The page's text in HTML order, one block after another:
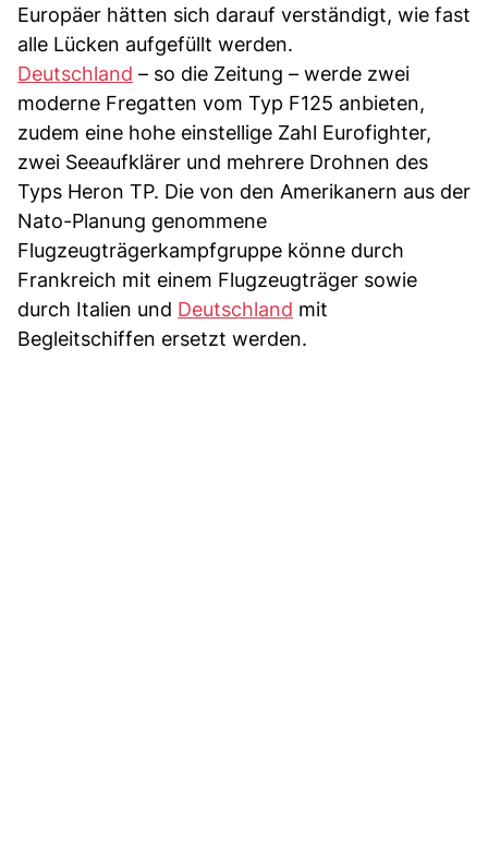
Europäer hätten sich darauf verständigt, wie fast
alle Lücken aufgefüllt werden.
Deutschland – so die Zeitung – werde zwei
moderne Fregatten vom Typ F125 anbieten,
zudem eine hohe einstellige Zahl Eurofighter,
zwei Seeaufklärer und mehrere Drohnen des
Typs Heron TP. Die von den Amerikanern aus der
Nato-Planung genommene
Flugzeugträgerkampfgruppe könne durch
Frankreich mit einem Flugzeugträger sowie
durch Italien und Deutschland mit
Begleitschiffen ersetzt werden.